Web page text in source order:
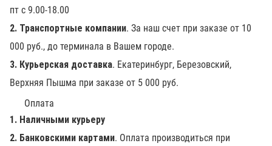
пт с 9.00-18.00
2. Транспортные компании. За наш счет при заказе от 10
000 руб., до терминала в Вашем городе.
3. Курьерская доставка. Екатеринбург, Березовский,
Верхняя Пышма при заказе от 5 000 руб.
Оплата
1. Наличными курьеру
2. Банковскими картами. Оплата производиться при